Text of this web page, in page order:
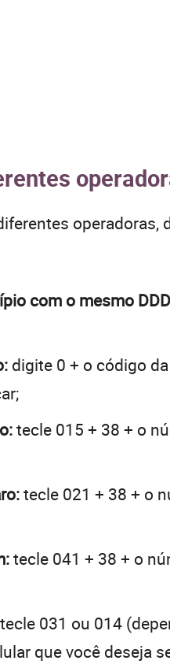
operadoras,
com o mesmo
digite 0 + o código
tecle 015 + 38 + o
tecle 021 + 38 + o
tecle 041 + 38 + o
tecle 031 ou 014
que você deseja